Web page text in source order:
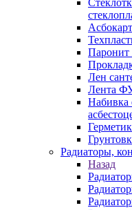
Паронит
Лен
Лента
Набивка
Радиаторы,
Назад